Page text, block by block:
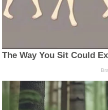
The Way You Sit Could